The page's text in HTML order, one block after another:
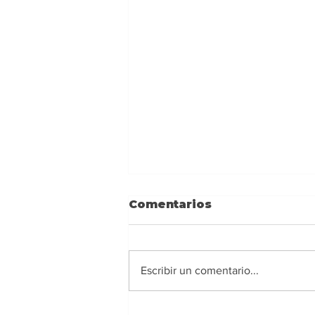
Comentarios
Escribir un comentario...